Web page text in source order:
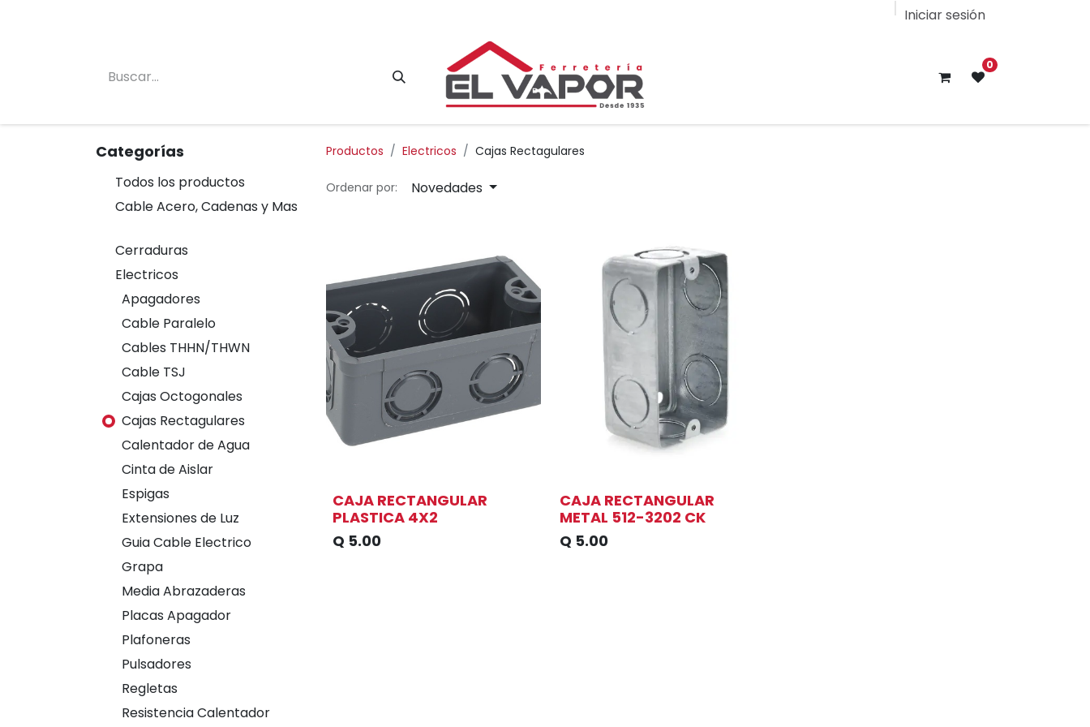
Iniciar sesión
0
Categorías
Todos los productos
Cable Acero, Cadenas y Mas
Cerraduras
Electricos
Apagadores
Cable Paralelo
Cables THHN/THWN
Cable TSJ
Cajas Octogonales
Cajas Rectagulares
Calentador de Agua
Cinta de Aislar
Espigas
Extensiones de Luz
Guia Cable Electrico
Grapa
Media Abrazaderas
Placas Apagador
Plafoneras
Pulsadores
Regletas
Resistencia Calentador
Productos Electricos Cajas Rectagulares
Ordenar por: Novedades
CAJA RECTANGULAR
PLASTICA 4X2
Q 5.00
CAJA RECTANGULAR
METAL 512-3202 CK
Q 5.00